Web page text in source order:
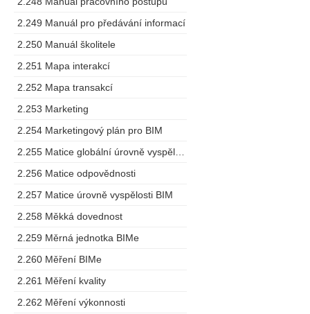
2.249 Manuál pro předávání informací
2.250 Manuál školitele
2.251 Mapa interakcí
2.252 Mapa transakcí
2.253 Marketing
2.254 Marketingový plán pro BIM
2.256 Matice odpovědnosti
2.257 Matice úrovně vyspělosti BIM
2.258 Měkká dovednost
2.259 Měrná jednotka BIMe
2.260 Měření BIMe
2.261 Měření kvality
2.262 Měření výkonnosti